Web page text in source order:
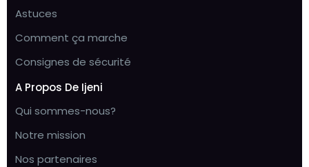
Astuces
Comment ça marche
Consignes de sécurité
A Propos De Ijeni
Qui sommes-nous?
Notre mission
Nos partenaires